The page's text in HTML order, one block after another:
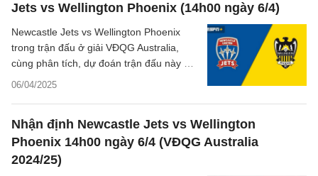
Jets vs Wellington Phoenix (14h00 ngày 6/4)
06/04/2025
Newcastle Jets vs Wellington Phoenix
trong trận đấu ở giải VĐQG Australia,
cùng phân tích, dự đoán trận đấu này ở
khía cạnh những quả phạt góc.
Nhận định Newcastle Jets vs Wellington
Phoenix 14h00 ngày 6/4 (VĐQG Australia
2024/25)